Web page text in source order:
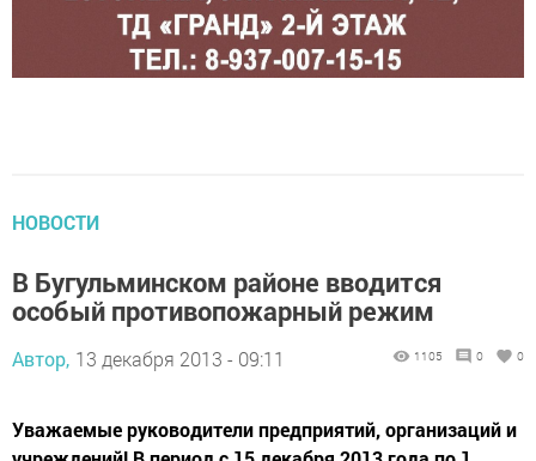
НОВОСТИ
В Бугульминском районе вводится
особый противопожарный режим
Автор, 13 декабря 2013 - 09:11 1105 0 0
Уважаемые руководители предприятий, организаций и